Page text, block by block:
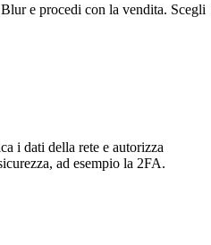
e procedi con la vendita. Scegli
i dati della rete e autorizza
ad esempio la 2FA.